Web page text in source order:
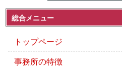
総合メニュー
トップページ
事務所の特徴